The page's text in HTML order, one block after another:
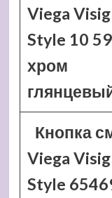
Viega
Style 10
хром
Кнопка
Viega
Style